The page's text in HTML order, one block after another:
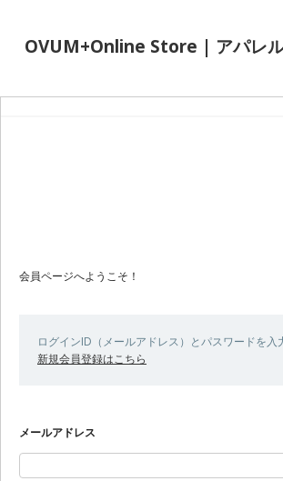
OVUM+Online Store | アパレ
会員ページへようこそ！
ログインID（メールアドレス）とパスワードを入
新規会員登録はこちら
メールアドレス